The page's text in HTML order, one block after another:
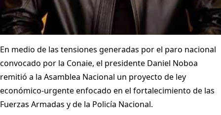
En medio de las tensiones generadas por el paro nacional
convocado por la Conaie, el presidente Daniel Noboa
remitió a la Asamblea Nacional un proyecto de ley
económico-urgente enfocado en el fortalecimiento de las
Fuerzas Armadas y de la Policía Nacional.